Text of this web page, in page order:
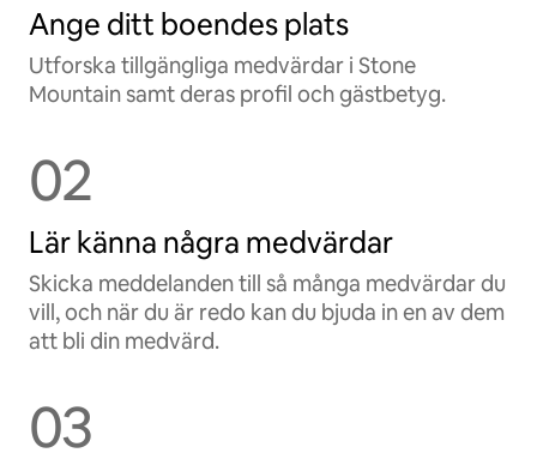
Ange ditt boendes plats
Utforska tillgängliga medvärdar i Stone
Mountain samt deras profil och gästbetyg.
02
Lär känna några medvärdar
Skicka meddelanden till så många medvärdar du
vill, och när du är redo kan du bjuda in en av dem
att bli din medvärd.
03